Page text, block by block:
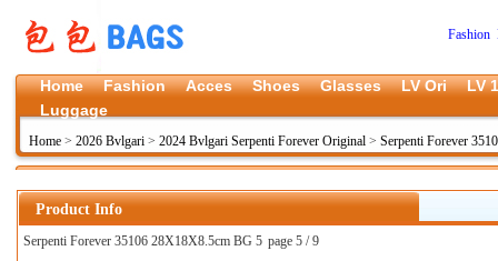
Fashion
Home Fashion Acces Shoes Glasses LV Ori
LV
Luggage
Home > 2026 Bvlgari > 2024 Bvlgari Serpenti Forever Original > Serpenti Forever
Product Info
Serpenti Forever 35106 28X18X8.5cm BG 5 page 5 / 9